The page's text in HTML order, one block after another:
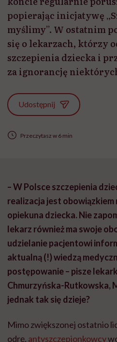
popierając inicjatywę
myślimy”. W ostatnim
się o lekarzach, którzy
szczepienia dziecka i
za ignorancję
Udostępnij
Przeczytasz w 6 min
– W Polsce szczepienia
realizacja jest
opiekuna dziecka. Nie
lekarz również ma swoje
udzielanie pacjentowi
aktualną (!) wiedzą
postępowanie – pisze
Chmurzyńska-Rutkowska,
jednak tak się dzieje?
Mimo zwiększonej ostatnio
odrę, antyszczepionkowcy